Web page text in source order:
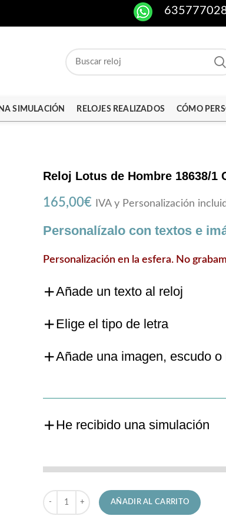
SIMULACIÓN RELOJES REALIZADOS CÓMO
Reloj Lotus de Hombre 18638/1
165,00€ IVA y Personalización
Personalízalo con textos e
Personalización en la esfera. No
Añade un texto al reloj
Elige el tipo de letra
Añade una imagen, escudo o
He recibido una simulación
Reloj Lotus de Hombre 18638/1 Crhono cantidad
AÑADIR AL CARRITO